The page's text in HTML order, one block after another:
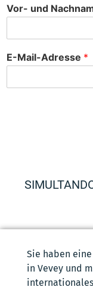
Vor- und
E-Mail-Adresse *
Sie haben
in Vevey und